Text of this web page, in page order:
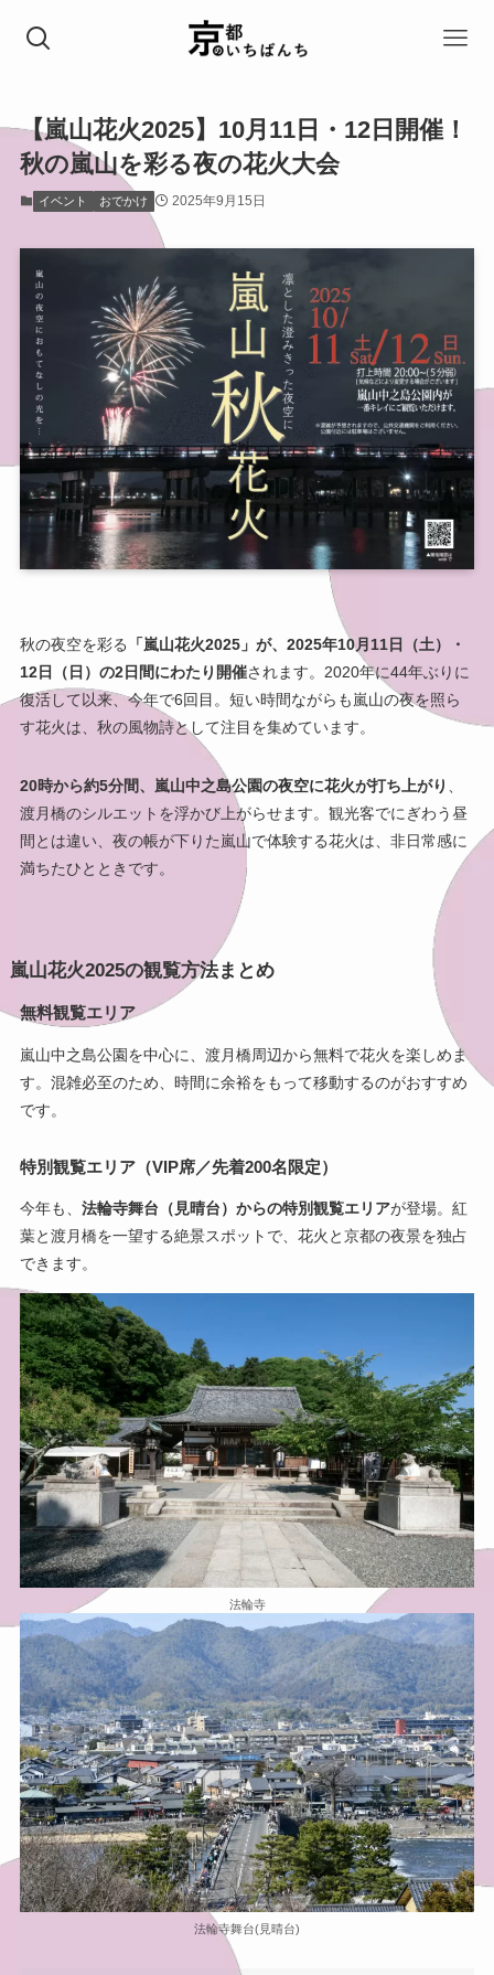
【嵐山花火2025】10月11日・12日開催！
秋の嵐山を彩る夜の花火大会
イベント おでかけ 2025年9月15日
秋の夜空を彩る
「嵐山花火2025」が、2025年10月11日（土）・
12日（日）の2日間にわたり開催されます。2020年に44年ぶりに
復活して以来、今年で6回目。短い時間ながらも嵐山の夜を照ら
す花火は、秋の風物詩として注目を集めています。
20時から約5分間、嵐山中之島公園の夜空に花火が打ち上がり 、
渡月橋のシルエットを浮かび上がらせます。観光客でにぎわう昼
間とは違い、夜の帳が下りた嵐山で体験する花火は、非日常感に
満ちたひとときです。
嵐山花火2025の観覧方法まとめ
無料観覧エリア
嵐山中之島公園を中心に、渡月橋周辺から無料で花火を楽しめま
す。混雑必至のため、時間に余裕をもって移動するのがおすすめ
です。
特別観覧エリア（VIP席／先着200名限定）
今年も、 法輪寺舞台（見晴台）からの特別観覧エリアが登場。紅
葉と渡月橋を一望する絶景スポットで、花火と京都の夜景を独占
できます。
法輪寺
法輪寺舞台(見晴台)